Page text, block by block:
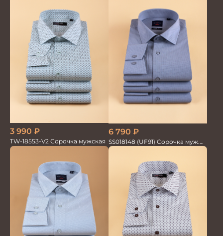
3 990 ₽
TW-18553-V2 Сорочка мужская
6 790 ₽
SS018148 (UF91) Сорочка муж.
дл. рук. GROSTYLE TRENDY